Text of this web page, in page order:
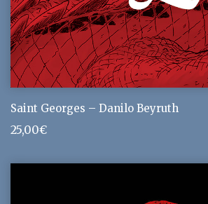
Saint Georges – Danilo Beyruth
25,00€